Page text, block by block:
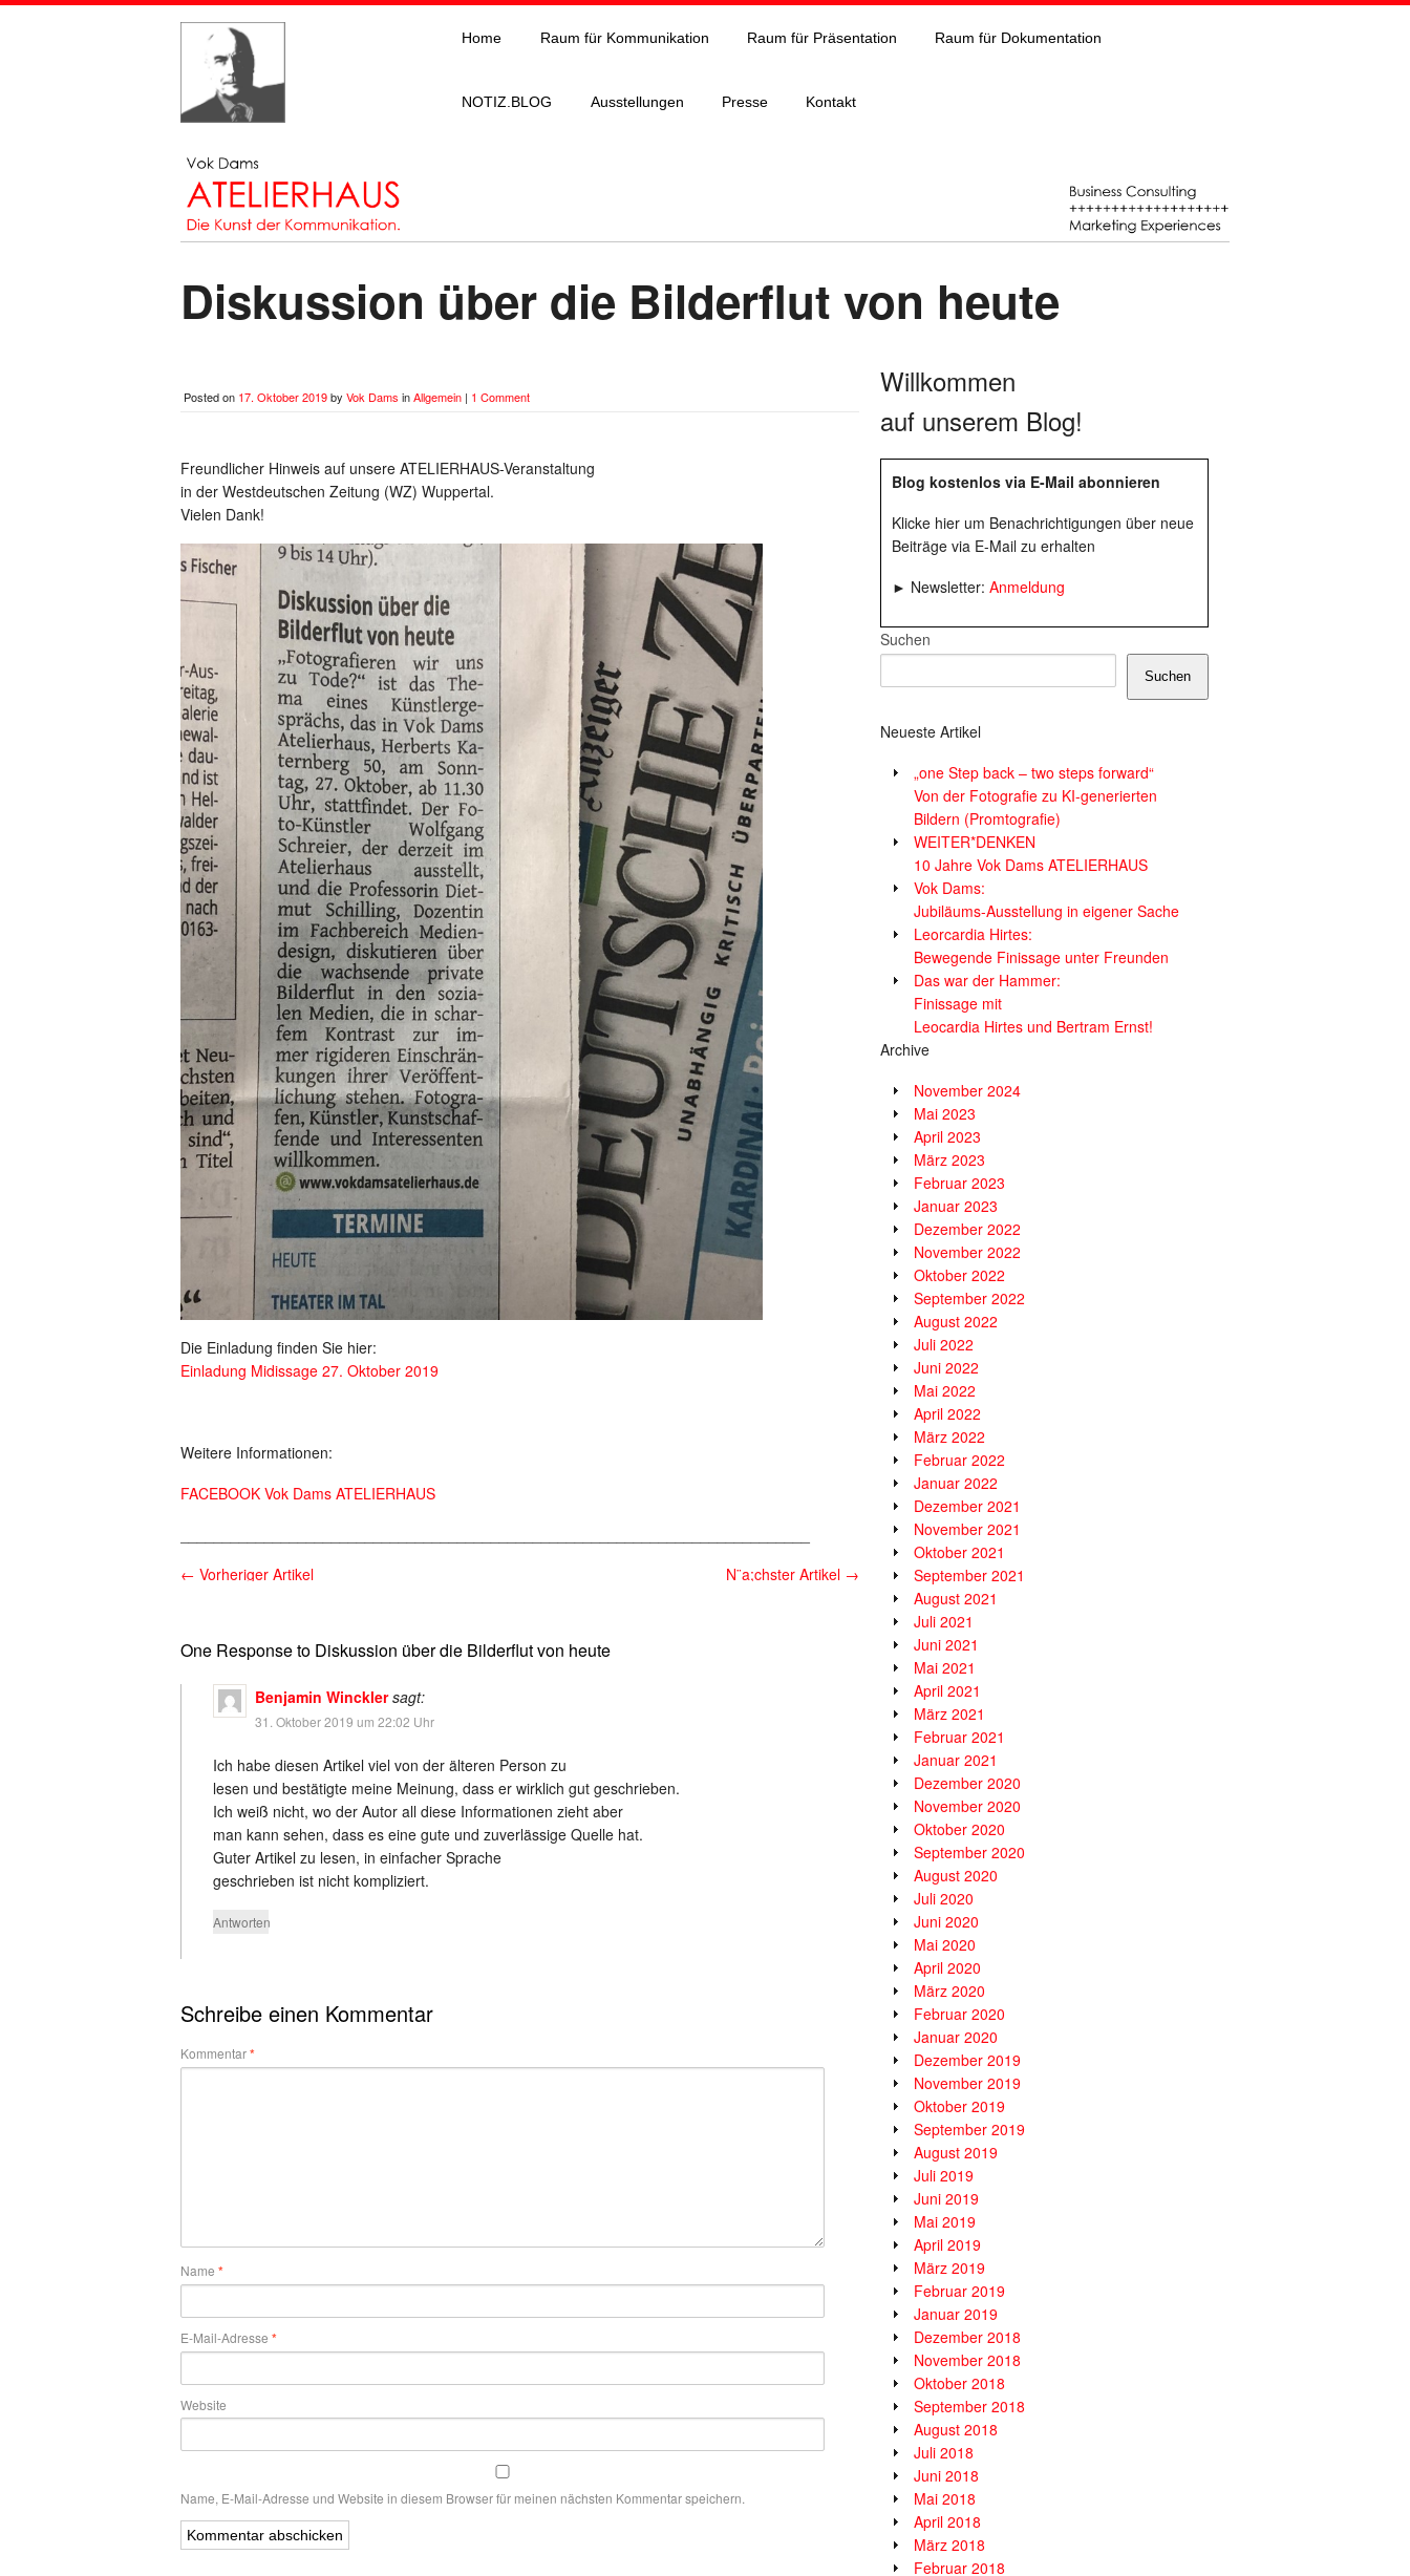
Home Raum für Kommunikation Raum für Präsentation Raum für Dokumentation
NOTIZ.BLOG Ausstellungen Presse Kontakt
Diskussion über die Bilderflut von heute
Posted on 17. Oktober 2019by Vok Dams inAllgemein | 1 Comment
Freundlicher Hinweis auf unsere ATELIERHAUS-Veranstaltung
in der Westdeutschen Zeitung (WZ) Wuppertal.
Vielen Dank!
Die Einladung finden Sie hier:
Einladung Midissage 27. Oktober 2019
Weitere Informationen:
FACEBOOK Vok Dams ATELIERHAUS
← Vorheriger Artikel N¨a;chster Artikel →
One Response to Diskussion über die Bilderflut von heute
Benjamin Winckler sagt:
31. Oktober 2019 um 22:02 Uhr
Ich habe diesen Artikel viel von der älteren Person zu
lesen und bestätigte meine Meinung, dass er wirklich gut geschrieben.
Ich weiß nicht, wo der Autor all diese Informationen zieht aber
man kann sehen, dass es eine gute und zuverlässige Quelle hat.
Guter Artikel zu lesen, in einfacher Sprache
geschrieben ist nicht kompliziert.
Antworten
Schreibe einen Kommentar
Kommentar*
Name *
E-Mail-Adresse *
Website
Name, E-Mail-Adresse und Website in diesem Browser für meinen nächsten Kommentar speichern.
Willkommen
auf unserem Blog!
Blog kostenlos via E-Mail abonnieren
Klicke hier um Benachrichtigungen über neue
Beiträge via E-Mail zu erhalten
► Newsletter: Anmeldung
Suchen
Suchen
Neueste Artikel
„one Step back – two steps forward“
Von der Fotografie zu KI-generierten
Bildern (Promtografie)
WEITER*DENKEN
10 Jahre Vok Dams ATELIERHAUS
Vok Dams:
Jubiläums-Ausstellung in eigener Sache
Leorcardia Hirtes:
Bewegende Finissage unter Freunden
Das war der Hammer:
Finissage mit
Leocardia Hirtes und Bertram Ernst!
Archive
November 2024
Mai 2023
April 2023
März 2023
Februar 2023
Januar 2023
Dezember 2022
November 2022
Oktober 2022
September 2022
August 2022
Juli 2022
Juni 2022
Mai 2022
April 2022
März 2022
Februar 2022
Januar 2022
Dezember 2021
November 2021
Oktober 2021
September 2021
August 2021
Juli 2021
Juni 2021
Mai 2021
April 2021
März 2021
Februar 2021
Januar 2021
Dezember 2020
November 2020
Oktober 2020
September 2020
August 2020
Juli 2020
Juni 2020
Mai 2020
April 2020
März 2020
Februar 2020
Januar 2020
Dezember 2019
November 2019
Oktober 2019
September 2019
August 2019
Juli 2019
Juni 2019
Mai 2019
April 2019
März 2019
Februar 2019
Januar 2019
Dezember 2018
November 2018
Oktober 2018
September 2018
August 2018
Juli 2018
Juni 2018
Mai 2018
April 2018
März 2018
Februar 2018